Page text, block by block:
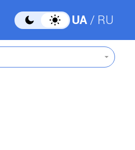
UA RU